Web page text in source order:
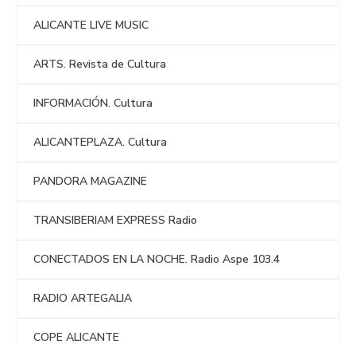
ALICANTE LIVE MUSIC
ARTS. Revista de Cultura
INFORMACIÓN. Cultura
ALICANTEPLAZA. Cultura
PANDORA MAGAZINE
TRANSIBERIAM EXPRESS Radio
CONECTADOS EN LA NOCHE. Radio Aspe 103.4
RADIO ARTEGALIA
COPE ALICANTE